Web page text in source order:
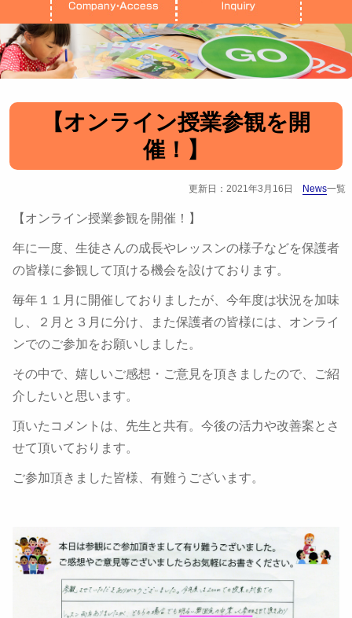
【オンライン授業参観を開
催！】
更新日：2021年3月16日 News一覧
【オンライン授業参観を開催！】
年に一度、生徒さんの成長やレッスンの様子などを保護者
の皆様に参観して頂ける機会を設けております。
毎年１１月に開催しておりましたが、今年度は状況を加味
し、２月と３月に分け、また保護者の皆様には、オンライ
ンでのご参加をお願いしました。
その中で、嬉しいご感想・ご意見を頂きましたので、ご紹
介したいと思います。
頂いたコメントは、先生と共有。今後の活力や改善案とさ
せて頂いております。
ご参加頂きました皆様、有難うございます。